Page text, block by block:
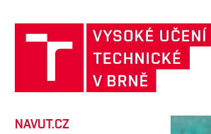
NAVUT.CZ